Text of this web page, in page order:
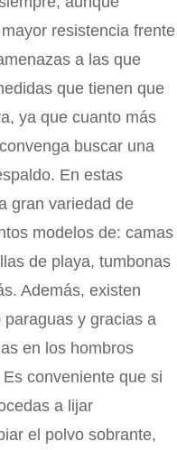
resistencia frente
a las que
que tienen que
ya que cuanto más
buscar una
En estas
gran variedad de
modelos de: camas
de playa, tumbonas
Además, existen
y gracias a
en los hombros
conveniente que si
a lijar
el polvo sobrante,